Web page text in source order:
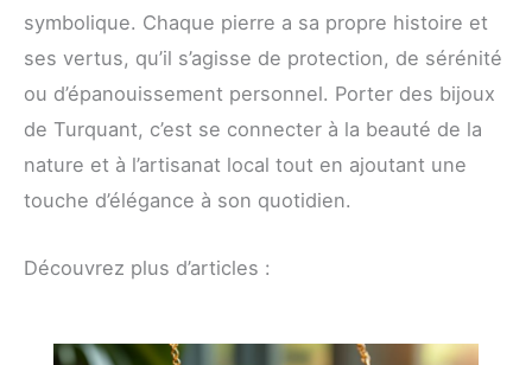
symbolique. Chaque pierre a sa propre histoire et
ses vertus, qu’il s’agisse de protection, de sérénité
ou d’épanouissement personnel. Porter des bijoux
de Turquant, c’est se connecter à la beauté de la
nature et à l’artisanat local tout en ajoutant une
touche d’élégance à son quotidien.
Découvrez plus d’articles :